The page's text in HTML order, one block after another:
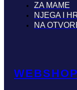
ZA MAME
NJEGA I
NA
WEBSHOP